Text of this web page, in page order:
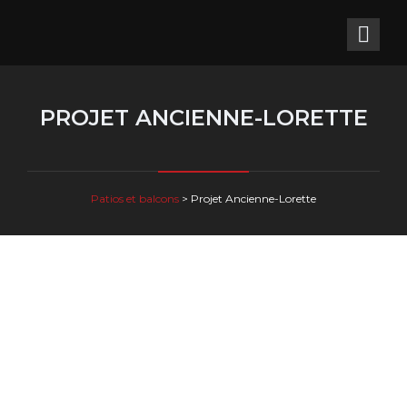
PROJET ANCIENNE-LORETTE
Patios et balcons > Projet Ancienne-Lorette